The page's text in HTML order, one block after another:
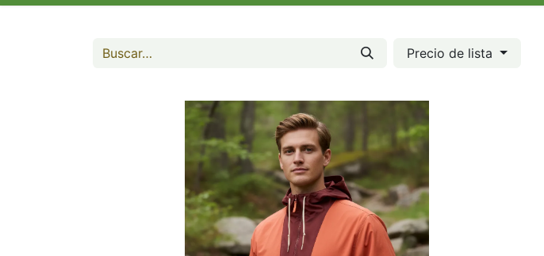
Precio de lista